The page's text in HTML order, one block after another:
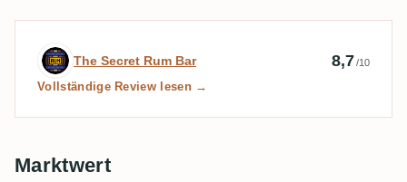
Expertenbewertung von The Secret Rum
The Secret Rum Bar 8,7/10
Vollständige Review lesen →
Marktwert